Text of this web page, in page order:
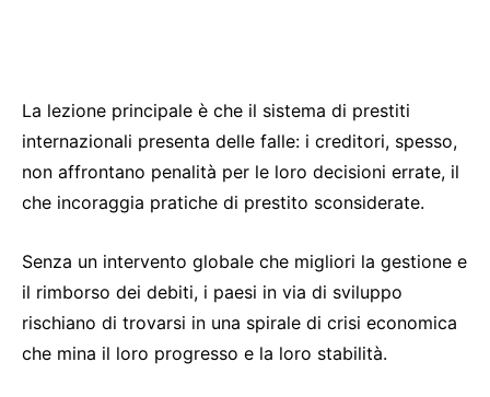
La lezione principale è che il sistema di prestiti
internazionali presenta delle falle: i creditori, spesso,
non affrontano penalità per le loro decisioni errate, il
che incoraggia pratiche di prestito sconsiderate.
Senza un intervento globale che migliori la gestione e
il rimborso dei debiti, i paesi in via di sviluppo
rischiano di trovarsi in una spirale di crisi economica
che mina il loro progresso e la loro stabilità.